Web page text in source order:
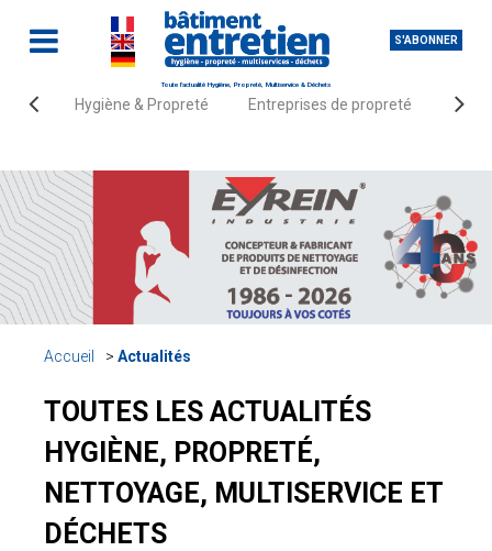
S'ABONNER
Toute l'actualité Hygiène, Propreté, Multiservice & Déchets
Hygiène & Propreté Entreprises de propreté
Accueil Actualités
TOUTES LES ACTUALITÉS
HYGIÈNE, PROPRETÉ,
NETTOYAGE, MULTISERVICE ET
DÉCHETS